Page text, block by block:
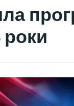
роки